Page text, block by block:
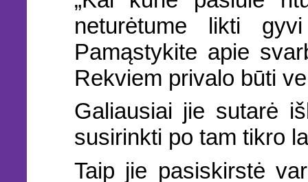
neturėtume likti
Pamąstykite apie
Rekviem privalo būti
Galiausiai jie sutarė
susirinkti po tam tikro
Taip jie pasiskirstė